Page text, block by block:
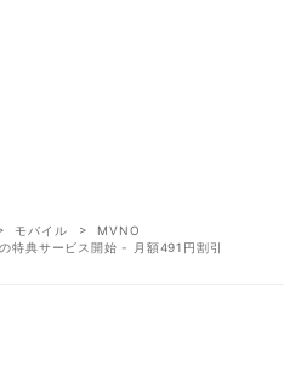
モバイル
MVNO
特典サービス開始 - 月額491円割引